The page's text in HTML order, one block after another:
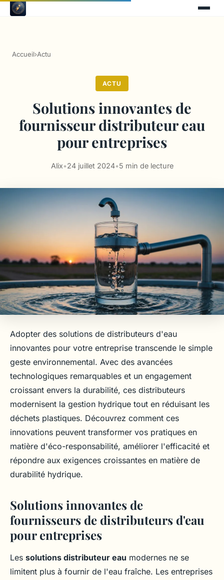
Accueil›Actu
ACTU
Solutions innovantes de
fournisseur distributeur eau
pour entreprises
Alix•24 juillet 2024•5 min de lecture
Adopter des solutions de distributeurs d'eau
innovantes pour votre entreprise transcende le simple
geste environnemental. Avec des avancées
technologiques remarquables et un engagement
croissant envers la durabilité, ces distributeurs
modernisent la gestion hydrique tout en réduisant les
déchets plastiques. Découvrez comment ces
innovations peuvent transformer vos pratiques en
matière d'éco-responsabilité, améliorer l'efficacité et
répondre aux exigences croissantes en matière de
durabilité hydrique.
Solutions innovantes de
fournisseurs de distributeurs d'eau
pour entreprises
Les solutions distributeur eau modernes ne se
limitent plus à fournir de l'eau fraîche. Les entreprises